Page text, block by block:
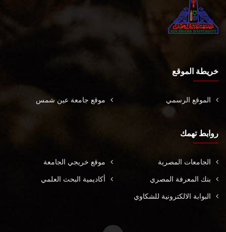
خريطة الموقع
الموقع الرسمي موقع جامعة عين شمس
روابط تهمك
الجامعات المصرية موقع خريجي الجامعة
بنك المعرفة المصري أكاديمية البحث العلمي
البوابة الالكترونية للشكاوي